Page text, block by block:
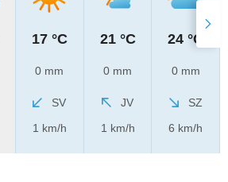
17 °C
0 mm
SV
1 km/h
21 °C
0 mm
JV
1 km/h
24 °C
0 mm
SZ
6 km/h